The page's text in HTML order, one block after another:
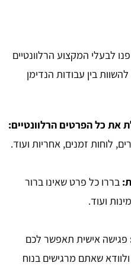
לבעלי המקצוע הרלוונטיים
בין עבודות הנדימן
את כל הפרטים הרלוונטיים:
לוחות זמנים, אחריות ועוד.
בררו כל פרט שאינו ברור
ועוד.
פגישה אישית תאפשר לכם
שאתם מרגישים בנוח